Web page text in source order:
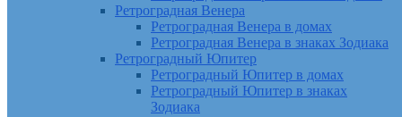
Ретроградная Венера
Ретроградная Венера в домах
Ретроградная Венера в знаках Зодиака
Ретроградный Юпитер
Ретроградный Юпитер в домах
Ретроградный Юпитер в знаках
Зодиака